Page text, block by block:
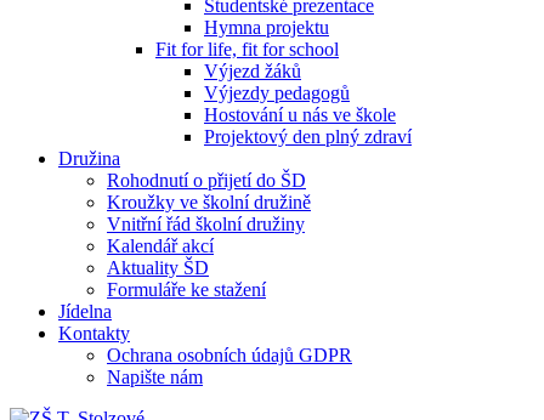
Studentské prezentace
Hymna projektu
Fit for life, fit for school
Výjezd žáků
Výjezdy pedagogů
Hostování u nás ve škole
Projektový den plný zdraví
Družina
Rohodnutí o přijetí do ŠD
Kroužky ve školní družině
Vnitřní řád školní družiny
Kalendář akcí
Aktuality ŠD
Formuláře ke stažení
Jídelna
Kontakty
Ochrana osobních údajů GDPR
Napište nám